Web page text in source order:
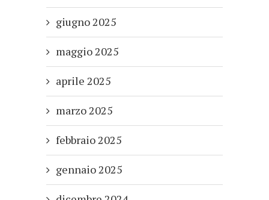
giugno 2025
maggio 2025
aprile 2025
marzo 2025
febbraio 2025
gennaio 2025